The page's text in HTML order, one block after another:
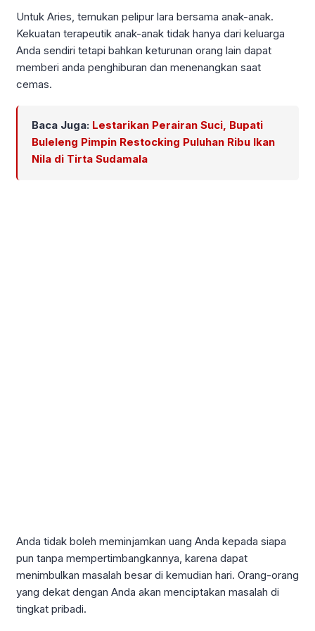
Untuk Aries, temukan pelipur lara bersama anak-anak.
Kekuatan terapeutik anak-anak tidak hanya dari keluarga
Anda sendiri tetapi bahkan keturunan orang lain dapat
memberi anda penghiburan dan menenangkan saat
cemas.
Baca Juga: Lestarikan Perairan Suci, Bupati
Buleleng Pimpin Restocking Puluhan Ribu Ikan
Nila di Tirta Sudamala
Anda tidak boleh meminjamkan uang Anda kepada siapa
pun tanpa mempertimbangkannya, karena dapat
menimbulkan masalah besar di kemudian hari. Orang-orang
yang dekat dengan Anda akan menciptakan masalah di
tingkat pribadi.